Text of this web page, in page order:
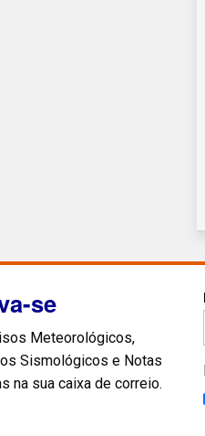
se
Meteorológicos,
Sismológicos e Notas
na sua caixa de correio.